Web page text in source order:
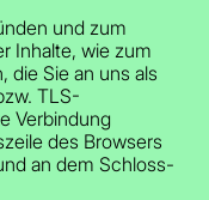
und zum
Inhalte, wie zum
die Sie an uns als
TLS-
Verbindung
des Browsers
an dem Schloss-